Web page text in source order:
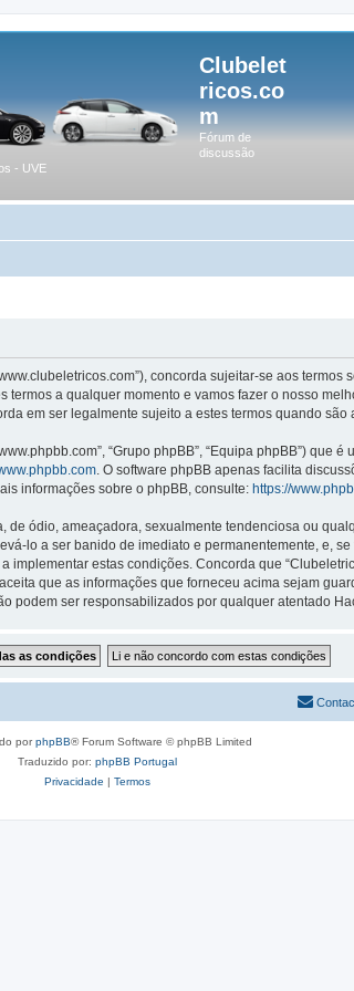
Clubelet
ricos.co
m
Fórum de
discussão
- UVE
concorda sujeitar-se aos
a qualquer momento e vamos fazer o nosso
em ser legalmente sujeito a estes termos quando
“Grupo phpBB”, “Equipa phpBB”) que
. O software phpBB apenas facilita
informações sobre o phpBB, consulte: https://
ódio, ameaçadora, sexualmente tendenciosa ou
lo a ser banido de imediato e permanentemente, e,
estas condições. Concorda que
que as informações que forneceu acima sejam
podem ser responsabilizados por qualquer atentado
porphpBB® Forum Software © phpBB Limited
Traduzido por: phpBB Portugal
Privacidade | Termos